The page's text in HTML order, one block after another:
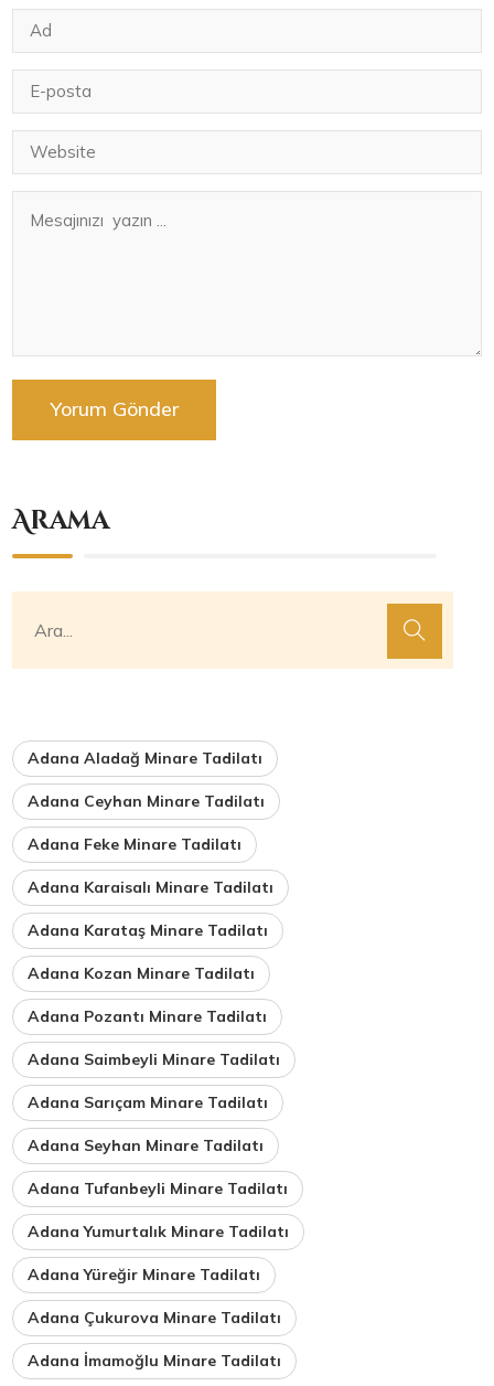
Arama
Adana Aladağ Minare Tadilatı
Adana Ceyhan Minare Tadilatı
Adana Feke Minare Tadilatı
Adana Karaisalı Minare Tadilatı
Adana Karataş Minare Tadilatı
Adana Kozan Minare Tadilatı
Adana Pozantı Minare Tadilatı
Adana Saimbeyli Minare Tadilatı
Adana Sarıçam Minare Tadilatı
Adana Seyhan Minare Tadilatı
Adana Tufanbeyli Minare Tadilatı
Adana Yumurtalık Minare Tadilatı
Adana Yüreğir Minare Tadilatı
Adana Çukurova Minare Tadilatı
Adana İmamoğlu Minare Tadilatı